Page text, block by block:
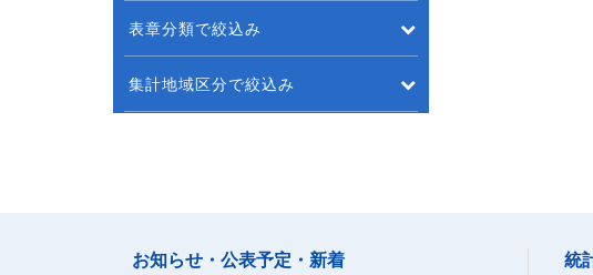
表章分類で絞込み
集計地域区分で絞込み
お知らせ・公表予定・新着 統